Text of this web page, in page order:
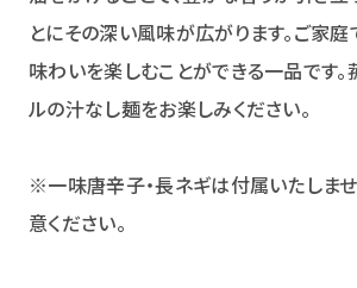
とにその深い風味が広がります。ご家
味わいを楽しむことができる一品です
ルの汁なし麺をお楽しみください。
※一味唐辛子・長ネギは付属いたしま
意ください。